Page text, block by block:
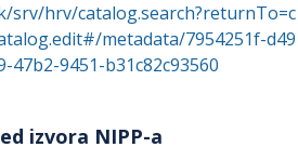
srv/hrv/catalog.search?returnTo=c
metadata/7954251f-d49
47b2-9451-b31c82c93560
izvora NIPP-a